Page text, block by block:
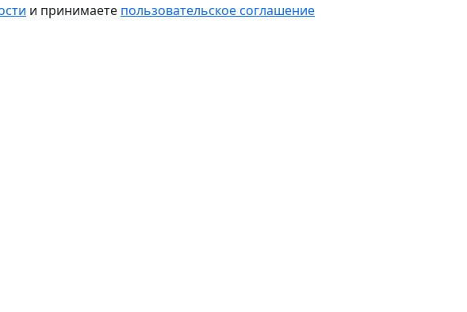
и принимаете пользовательское соглашение